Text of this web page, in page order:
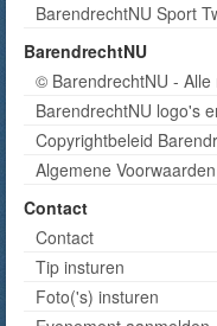
BarendrechtNU Sport
BarendrechtNU
© BarendrechtNU -
BarendrechtNU logo's
Copyrightbeleid
Algemene
Contact
Contact
Tip insturen
Foto('s) insturen